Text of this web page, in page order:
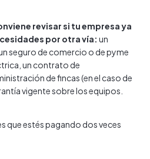
revisar si tu empresa ya
por otra vía: un
seguro de comercio o de pyme
un contrato de
de fincas (en el caso de
vigente sobre los equipos.
que estés pagando dos veces